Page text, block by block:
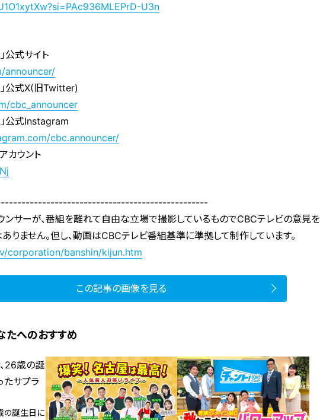
U3n
公式サイト
announcer/
公式X(旧Twitter)
cbc_announcer
公式Instagram
cbc.announcer/
カウント
ンサーが、番組を離れて自由な立場で撮影しているものでCBCテレビの意見を
りません。但し、動画はCBCテレビ番組基準に準拠して制作しています。
corporation/banshin/kijun.htm
この記事の画像を見る
たへのおすすめ
の誕生日に